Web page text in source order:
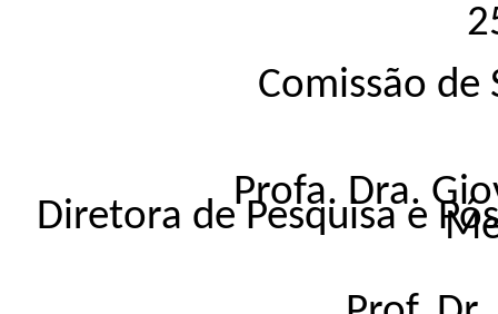
Comissão de
Profa. Dra.
Diretora de Pesquisa e